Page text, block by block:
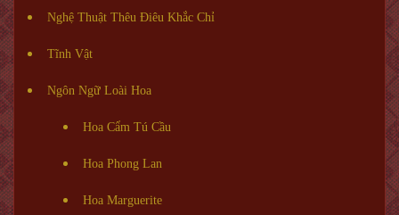
Nghệ Thuật Thêu Điêu Khắc Chỉ
Tĩnh Vật
Ngôn Ngữ Loài Hoa
Hoa Cẩm Tú Cầu
Hoa Phong Lan
Hoa Marguerite